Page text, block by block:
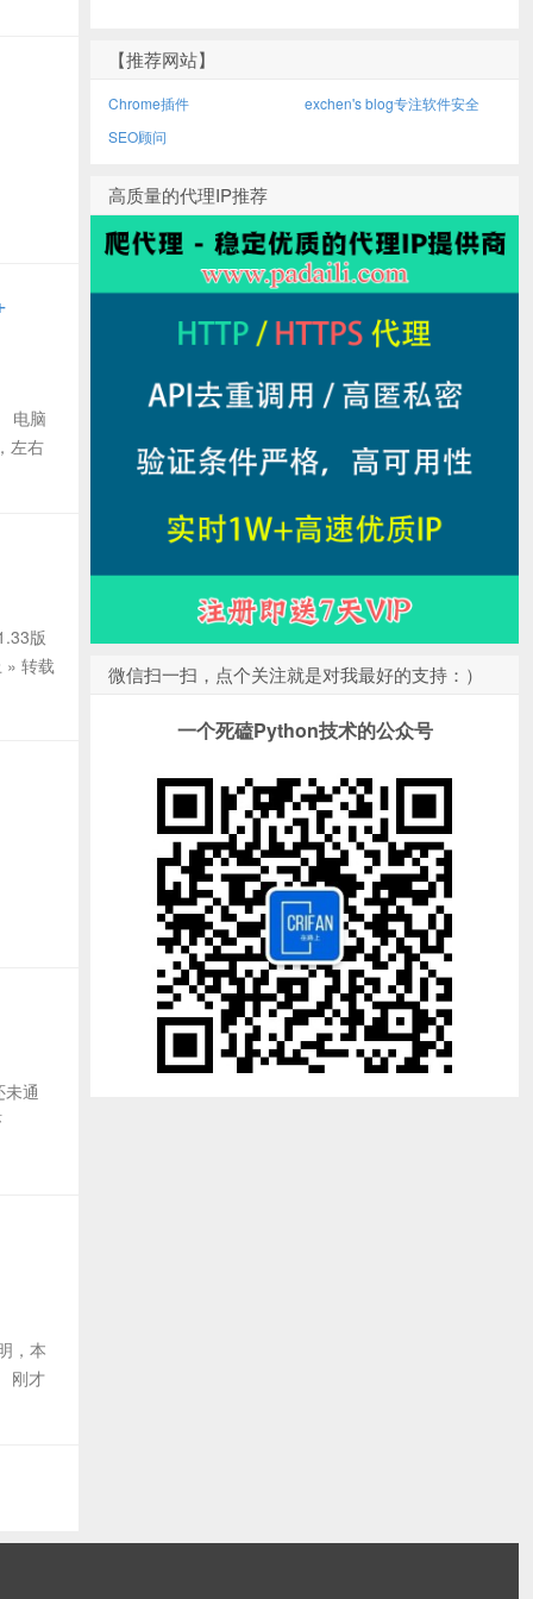
电脑
左右
版
» 转载
通
，本
刚才
【推荐网站】
Chrome插件
exchen's blog专注软件安全
SEO顾问
高质量的代理IP推荐
微信扫一扫，点个关注就是对我最好的支持：）
一个死磕Python技术的公众号